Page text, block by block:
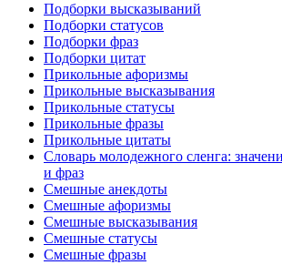
Подборки высказываний
Подборки статусов
Подборки фраз
Подборки цитат
Прикольные афоризмы
Прикольные высказывания
Прикольные статусы
Прикольные фразы
Прикольные цитаты
Словарь молодежного сленга:
и фраз
Смешные анекдоты
Смешные афоризмы
Смешные высказывания
Смешные статусы
Смешные фразы